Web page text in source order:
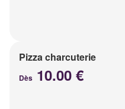
Pizza charcuterie
Dès 10.00 €